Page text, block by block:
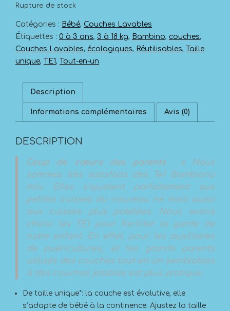
Rupture de stock
Catégories : Bébé, Couches Lavables
Étiquettes : 0 à 3 ans, 3 à 18 kg, Bambino, couches,
Couches Lavables, écologiques, Réutilisables, Taille
unique, TE1, Tout-en-un
Description
Informations complémentaires Avis (0)
DESCRIPTION
Coup de cœurs des parents» Nous
sommes très satisfaits des Te1 Bambiono
mio. Elles s’ajustent parfaitement aux
petites cuisses du nouveau né mais aussi
aux cuisses plus potelées. Nous avons
choisi les TE1 pour faciliter la garde de
notre enfant. En effet, pour les auxiliaires
de puéricultures, et les grands parents
utilisés des couches tout-en-un semblables
à des couches jetables est plus pratique.
De taille unique*: la couche est évolutive, elle
s’adapte de bébé à la continence. Ajustez la taille